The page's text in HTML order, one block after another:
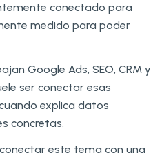
conectado para
medido para poder
Google Ads, SEO, CRM y
ser conectar esas
explica datos
concretas.
este tema con una